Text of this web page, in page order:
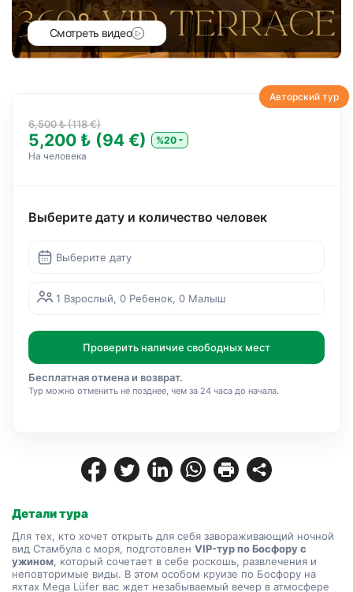
Детали тура
Для тех, кто хочет открыть для себя завораживающий ночной
вид Стамбула с моря, подготовлен VIP-тур по Босфору с
ужином, который сочетает в себе роскошь, развлечения и
неповторимые виды. В этом особом круизе по Босфору на
Смотреть видео
Авторский тур
6,500 ₺ (118 €)
5,200 ₺ (94 €)
%20
На человека
Выберите дату и количество человек
Выберите дату
1 Взрослый, 0 Ребенок, 0 Малыш
Проверить наличие свободных мест
Бесплатная отмена и возврат.
Тур можно отменить не позднее, чем за 24 часа до начала.